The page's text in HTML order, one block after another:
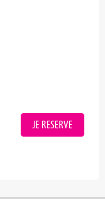
JE RESERVE